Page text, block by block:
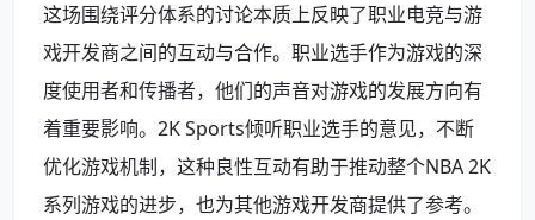
这场围绕评分体系的讨论本质上反映了职业电竞与游
戏开发商之间的互动与合作。职业选手作为游戏的深
度使用者和传播者，他们的声音对游戏的发展方向有
着重要影响。2K Sports倾听职业选手的意见，不断
优化游戏机制，这种良性互动有助于推动整个NBA 2K
系列游戏的进步，也为其他游戏开发商提供了参考。